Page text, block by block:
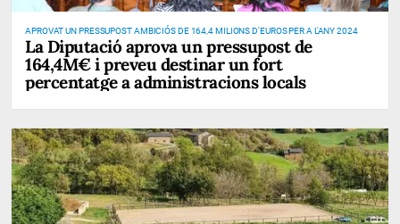
APROVAT UN PRESSUPOST AMBICIÓS DE 164,4 MILIONS D'EUROS PER A L'ANY 2024
La Diputació aprova un pressupost de
164,4M€ i preveu destinar un fort
percentatge a administracions locals